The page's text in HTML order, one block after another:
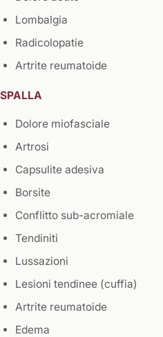
Lombalgia
Radicolopatie
Artrite reumatoide
SPALLA
Dolore miofasciale
Artrosi
Capsulite adesiva
Borsite
Conflitto sub-acromiale
Tendiniti
Lussazioni
Lesioni tendinee (cuffia)
Artrite reumatoide
Edema